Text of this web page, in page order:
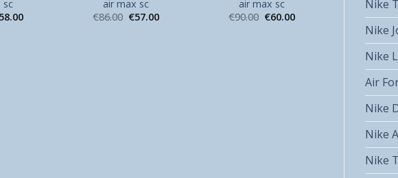
Nike
Nike
Nike
Air
Nike
Nike
Nike
sc
58.00
air max sc
€86.00 €57.00
air max sc
€90.00 €60.00